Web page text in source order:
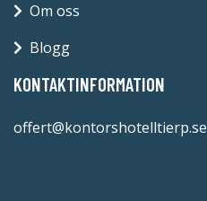
Om oss
Blogg
KONTAKTINFORMATION
offert@kontorshotelltierp.se